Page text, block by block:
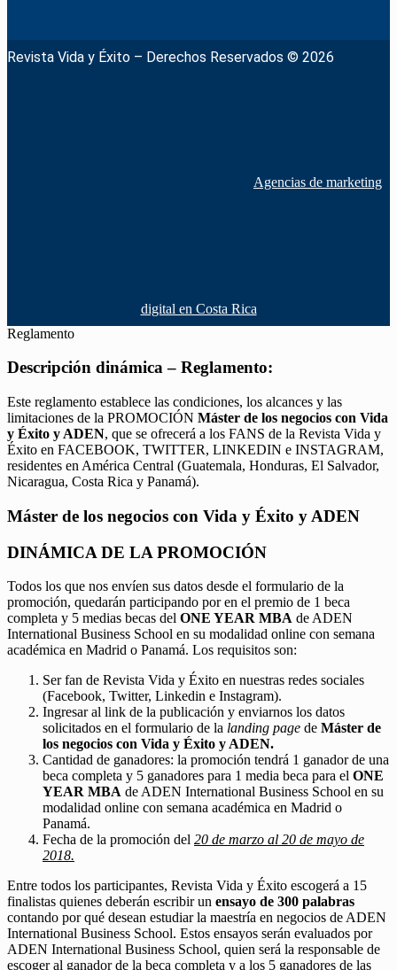
Revista Vida y Éxito – Derechos Reservados © 2026
Agencias de marketing
digital en Costa Rica
Reglamento
Descripción dinámica – Reglamento:
Este reglamento establece las condiciones, los alcances y las
limitaciones de la PROMOCIÓN Máster de los negocios con Vida
y Éxito y ADEN, que se ofrecerá a los FANS de la Revista Vida y
Éxito en FACEBOOK, TWITTER, LINKEDIN e INSTAGRAM,
residentes en América Central (Guatemala, Honduras, El Salvador,
Nicaragua, Costa Rica y Panamá).
Máster de los negocios con Vida y Éxito y ADEN
DINÁMICA DE LA PROMOCIÓN
Todos los que nos envíen sus datos desde el formulario de la
promoción, quedarán participando por en el premio de 1 beca
completa y 5 medias becas del ONE YEAR MBA de ADEN
International Business School en su modalidad online con semana
académica en Madrid o Panamá. Los requisitos son:
Ser fan de Revista Vida y Éxito en nuestras redes sociales
(Facebook, Twitter, Linkedin e Instagram).
Ingresar al link de la publicación y enviarnos los datos
solicitados en el formulario de la landing page de Máster de
los negocios con Vida y Éxito y ADEN.
Cantidad de ganadores: la promoción tendrá 1 ganador de una
beca completa y 5 ganadores para 1 media beca para el ONE
YEAR MBA de ADEN International Business School en su
modalidad online con semana académica en Madrid o
Panamá.
Fecha de la promoción del 20 de marzo al 20 de mayo de
2018.
Entre todos los participantes, Revista Vida y Éxito escogerá a 15
finalistas quienes deberán escribir un ensayo de 300 palabras
contando por qué desean estudiar la maestría en negocios de ADEN
International Business School. Estos ensayos serán evaluados por
ADEN International Business School, quien será la responsable de
escoger al ganador de la beca completa y a los 5 ganadores de las